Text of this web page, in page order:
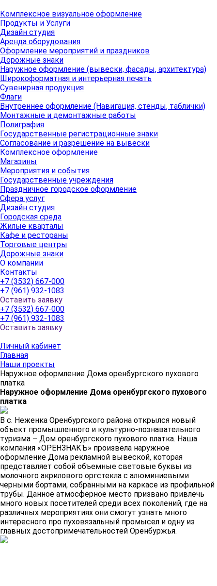
Комплексное визуальное оформление
Продукты и Услуги
Дизайн студия
Аренда оборудования
Оформление мероприятий и праздников
Дорожные знаки
Наружное оформление (вывески, фасады, архитектура)
Широкоформатная и интерьерная печать
Сувенирная продукция
Флаги
Внутреннее оформление (Навигация, стенды, таблички)
Монтажные и демонтажные работы
Полиграфия
Государственные регистрационные знаки
Согласование и разрешение на вывески
Комплексное оформление
Магазины
Мероприятия и события
Государственные учреждения
Праздничное городское оформление
Сфера услуг
Дизайн студия
Городская среда
Жилые кварталы
Кафе и рестораны
Торговые центры
Дорожные знаки
О компании
Контакты
+7 (3532) 667-000
+7 (961) 932-1083
Оставить заявку
+7 (3532) 667-000
+7 (961) 932-1083
Оставить заявку
Личный кабинет
Главная
Наши проекты
Наружное оформление Дома оренбургского пухового
платка
Наружное оформление Дома оренбургского пухового
платка
В с. Неженка Оренбургского района открылся новый
объект промышленного и культурно-познавательного
туризма – Дом оренбургского пухового платка. Наша
компания «ОРЕНЗНАКЪ» произвела наружное
оформление Дома рекламной вывеской, которая
представляет собой объемные световые буквы из
молочного акрилового оргстекла с алюминиевыми
черными бортами, собранными на каркасе из профильной
трубы. Данное атмосферное место призвано привлечь
много новых посетителей среди всех поколений, где на
различных мероприятиях они смогут узнать много
интересного про пуховязальный промысел и одну из
главных достопримечательностей Оренбуржья.